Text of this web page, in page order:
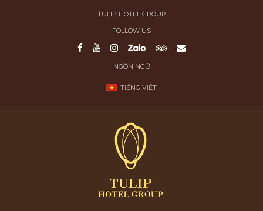
TULIP HOTEL GROUP
FOLLOW US
NGÔN NGỮ
TIẾNG VIỆT